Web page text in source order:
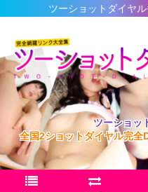
ショットダイヤル番組の最新
ツーショッ
全国2ショットダイヤル完全